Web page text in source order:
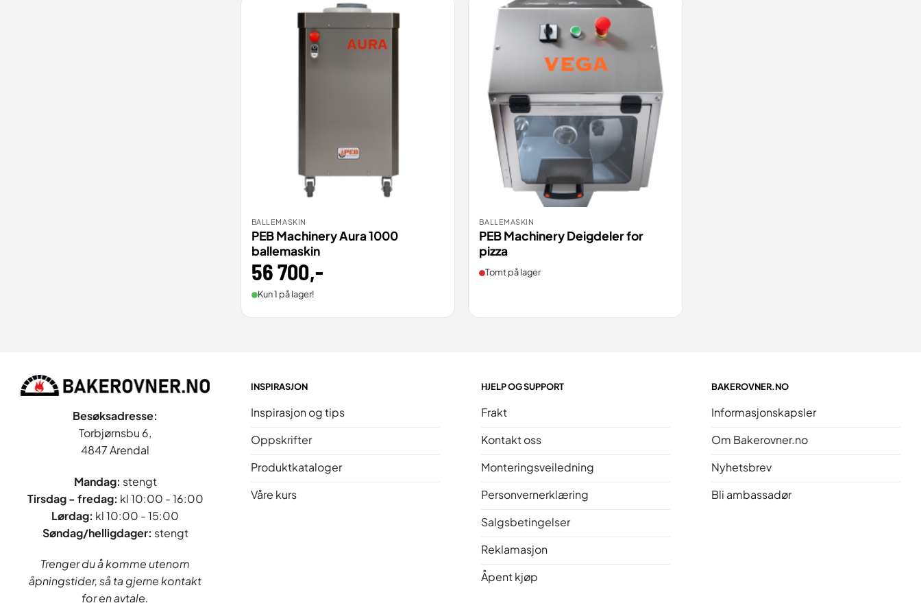
BESTILL
BALLEMASKIN
PEB Machinery Aura 1000
ballemaskin
56 700,-
Kun 1 på lager!
BESTILL
BALLEMASKIN
PEB Machinery Deigdeler for
pizza
Tomt på lager
Besøksadresse:
Torbjørnsbu 6,
4847 Arendal
Mandag: stengt
Tirsdag - fredag: kl 10:00 - 16:00
Lørdag: kl 10:00 - 15:00
Søndag/helligdager: stengt
Trenger du å komme utenom
åpningstider, så ta gjerne kontakt
for en avtale.
INSPIRASJON
Inspirasjon og tips
Oppskrifter
Produktkataloger
Våre kurs
HJELP OG SUPPORT
Frakt
Kontakt oss
Monteringsveiledning
Personvernerklæring
Salgsbetingelser
Reklamasjon
Åpent kjøp
BAKEROVNER.NO
Informasjonskapsler
Om Bakerovner.no
Nyhetsbrev
Bli ambassadør